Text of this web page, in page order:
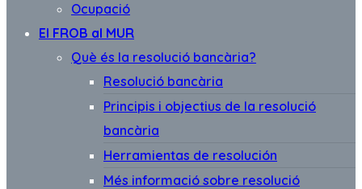
Ocupació
El FROB al MUR
Què és la resolució bancària?
Resolució bancària
Principis i objectius de la resolució
bancària
Herramientas de resolución
Més informació sobre resolució